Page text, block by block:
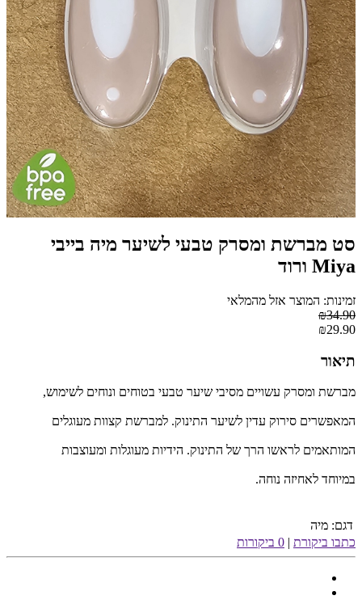
סט מברשת ומסרק טבעי לשיער מיה בייבי
Miya ורוד
זמינות: המוצר אזל מהמלאי
₪34.90
₪29.90
תיאור
מברשת ומסרק עשויים מסיבי שיער טבעי בטוחים ונוחים לשימוש,
המאפשרים סירוק עדין לשיער התינוק. למברשת קצוות מעוגלים
המותאמים לראשו הרך של התינוק. הידיות מעוגלות ומעוצבות
במיוחד לאחיזה נוחה.
דגם: מיה
כתבו ביקורת | 0 ביקורות